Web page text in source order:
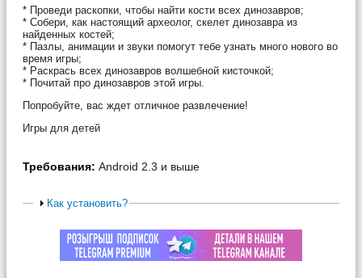
* Проведи раскопки, чтобы найти кости всех динозавров;
* Собери, как настоящий археолог, скелет динозавра из
найденных костей;
* Пазлы, анимации и звуки помогут тебе узнать много нового во
время игры;
* Раскрась всех динозавров волшебной кисточкой;
* Почитай про динозавров этой игры.
Попробуйте, вас ждет отличное развлечение!
Игры для детей
Требования: Android 2.3 и выше
Как установить?